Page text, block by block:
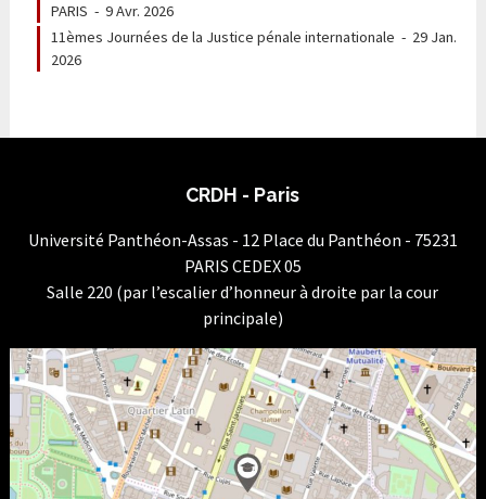
PARIS - 9 Avr. 2026
11èmes Journées de la Justice pénale internationale - 29 Jan.
2026
CRDH - Paris
Université Panthéon-Assas - 12 Place du Panthéon - 75231
PARIS CEDEX 05
Salle 220 (par l’escalier d’honneur à droite par la cour
principale)